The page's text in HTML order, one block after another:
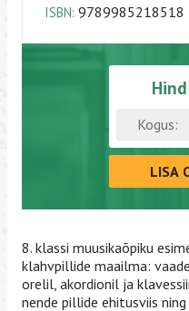
ISBN: 9789985218518
Kogus:
LISA
8. klassi muusikaõpiku
klahvpillide maailma:
orelil, akordionil ja
nende pillide ehitusviis